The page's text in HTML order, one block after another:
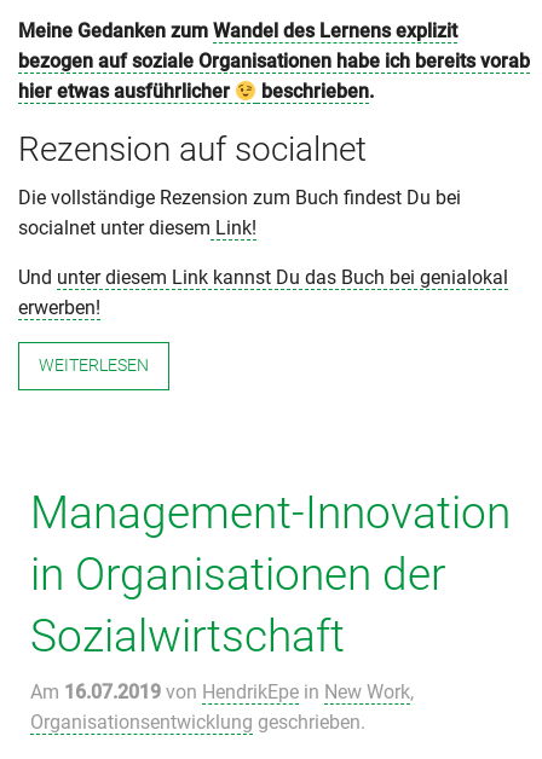
Meine Gedanken zum Wandel des Lernens explizit
bezogen auf soziale Organisationen habe ich bereits vorab
hier etwas ausführlicher beschrieben.
Rezension auf socialnet
Die vollständige Rezension zum Buch findest Du bei
socialnet unter diesem Link!
Und unter diesem Link kannst Du das Buch bei genialokal
erwerben!
WEITERLESEN
Management-Innovation
in Organisationen der
Sozialwirtschaft
Am 16.07.2019 von HendrikEpe in New Work,
Organisationsentwicklung geschrieben.